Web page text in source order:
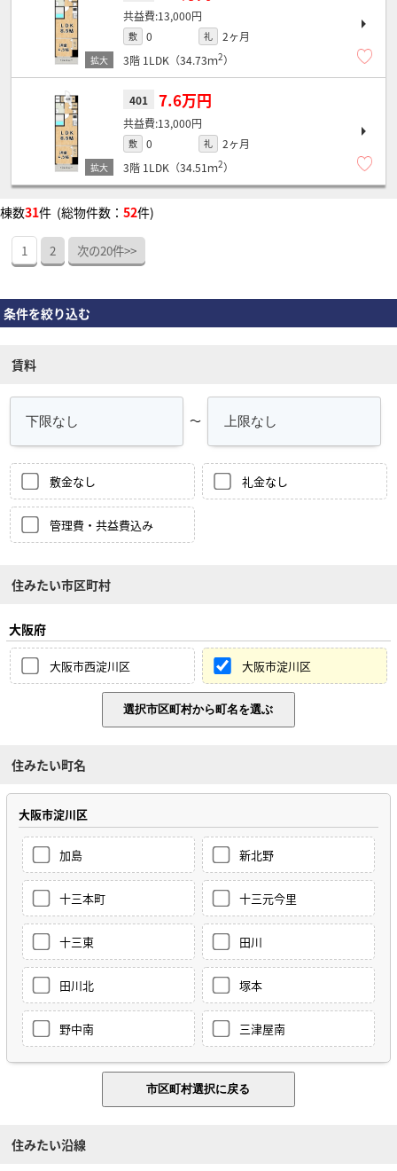
13,000円
敷 0 礼
2ヶ月
3階 1LDK（34.73ｍ2）
401 7.6万円
13,000円
敷 0 礼
2ヶ月
3階 1LDK（34.51ｍ2）
棟数31件 (総物件数： 52件)
1 2 次の20件>>
条件を絞り込む
賃料
～
敷金なし 礼金なし
管理費・共益費込み
住みたい市区町村
大阪府
大阪市西淀川区 大阪市淀川区
住みたい町名
大阪市淀川区
加島 新北野
十三本町 十三元今里
十三東 田川
田川北 塚本
野中南 三津屋南
住みたい沿線